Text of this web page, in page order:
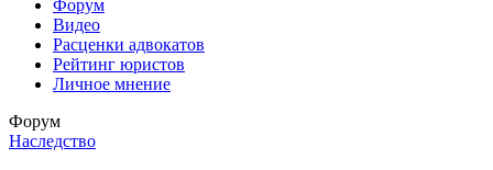
Форум
Видео
Расценки адвокатов
Рейтинг юристов
Личное мнение
Форум
Наследство